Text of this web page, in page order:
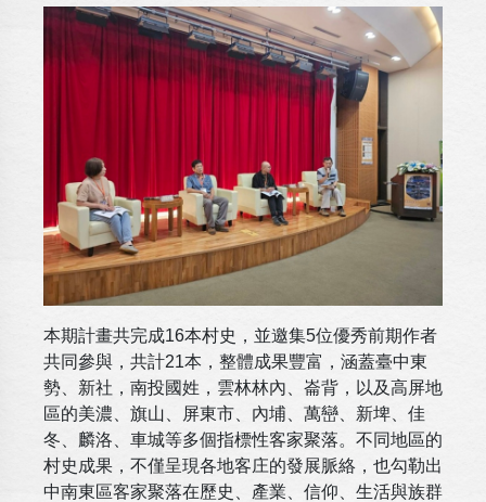
本期計畫共完成16本村史，並邀集5位優秀前期作者
共同參與，共計21本，整體成果豐富，涵蓋臺中東
勢、新社，南投國姓，雲林林內、崙背，以及高屏地
區的美濃、旗山、屏東市、內埔、萬巒、新埤、佳
冬、麟洛、車城等多個指標性客家聚落。不同地區的
村史成果，不僅呈現各地客庄的發展脈絡，也勾勒出
中南東區客家聚落在歷史、產業、信仰、生活與族群